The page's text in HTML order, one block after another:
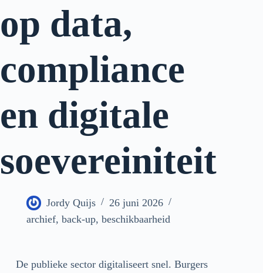
op data,
compliance
en digitale
soevereiniteit
Jordy Quijs
26 juni 2026
archief, back-up, beschikbaarheid
De publieke sector digitaliseert snel. Burgers